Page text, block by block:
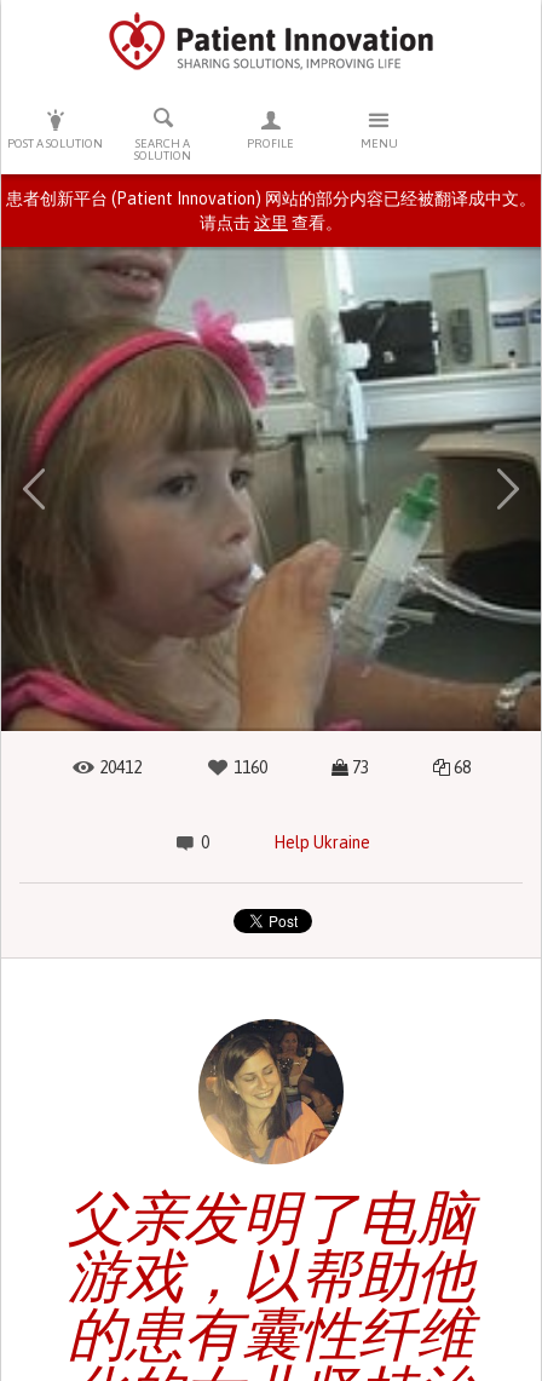
POST A SOLUTION
SEARCH A
SOLUTION
PROFILE MENU
PRESS ENTER TO START SEARCHING
患者创新平台 (Patient Innovation) 网站的部分内容已经被翻译成中文。
请点击这里 查看。
Previous
20412 1160 73 68
0 Help Ukraine
父亲发明了电脑
游戏，以帮助他
的患有囊性纤维